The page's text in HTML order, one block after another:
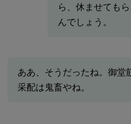
ら、休ませても
んでしょう。
ああ、そうだったね。御堂
采配は鬼畜やね。